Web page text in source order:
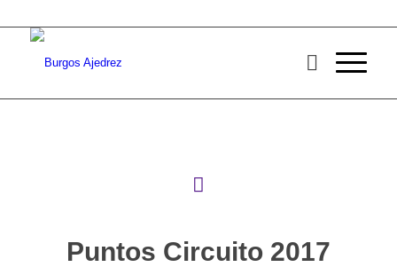
Puntos Circuito 2017